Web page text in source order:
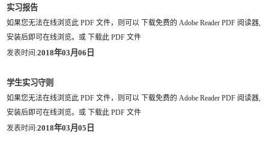
实习报告
如果您无法在线浏览此 PDF 文件，则可以 下载免费的 Adobe Reader PDF 阅读器,
安装后即可在线浏览。或 下载此 PDF 文件
发表时间:2018年03月06日
学生实习守则
如果您无法在线浏览此 PDF 文件，则可以 下载免费的 Adobe Reader PDF 阅读器,
安装后即可在线浏览。或 下载此 PDF 文件
发表时间:2018年03月05日